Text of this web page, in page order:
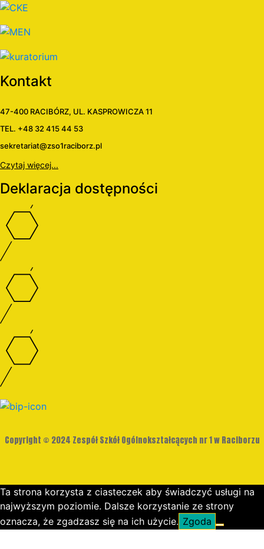
Kontakt
47-400 RACIBÓRZ, UL. KASPROWICZA 11
TEL. +48 32 415 44 53
sekretariat@zso1raciborz.pl
Czytaj więcej...
Deklaracja dostępności
Copyright © 2024 Zespół Szkół Ogólnokształcących nr 1 w Raciborzu
Ta strona korzysta z ciasteczek aby świadczyć usługi na
najwyższym poziomie. Dalsze korzystanie ze strony
oznacza, że zgadzasz się na ich użycie. Zgoda